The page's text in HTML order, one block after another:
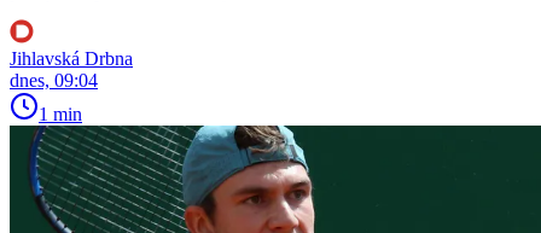
Jihlavská Drbna
dnes, 09:04
1 min